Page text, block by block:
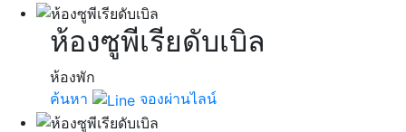
ห้องซูพีเรียดับเบิล
ห้องพัก
ค้นหา
จองผ่านไลน์